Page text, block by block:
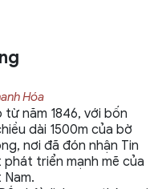
Hóa
năm 1846, với bốn
dài 1500m của bờ
nơi đã đón nhận Tin
triển mạnh mẽ của